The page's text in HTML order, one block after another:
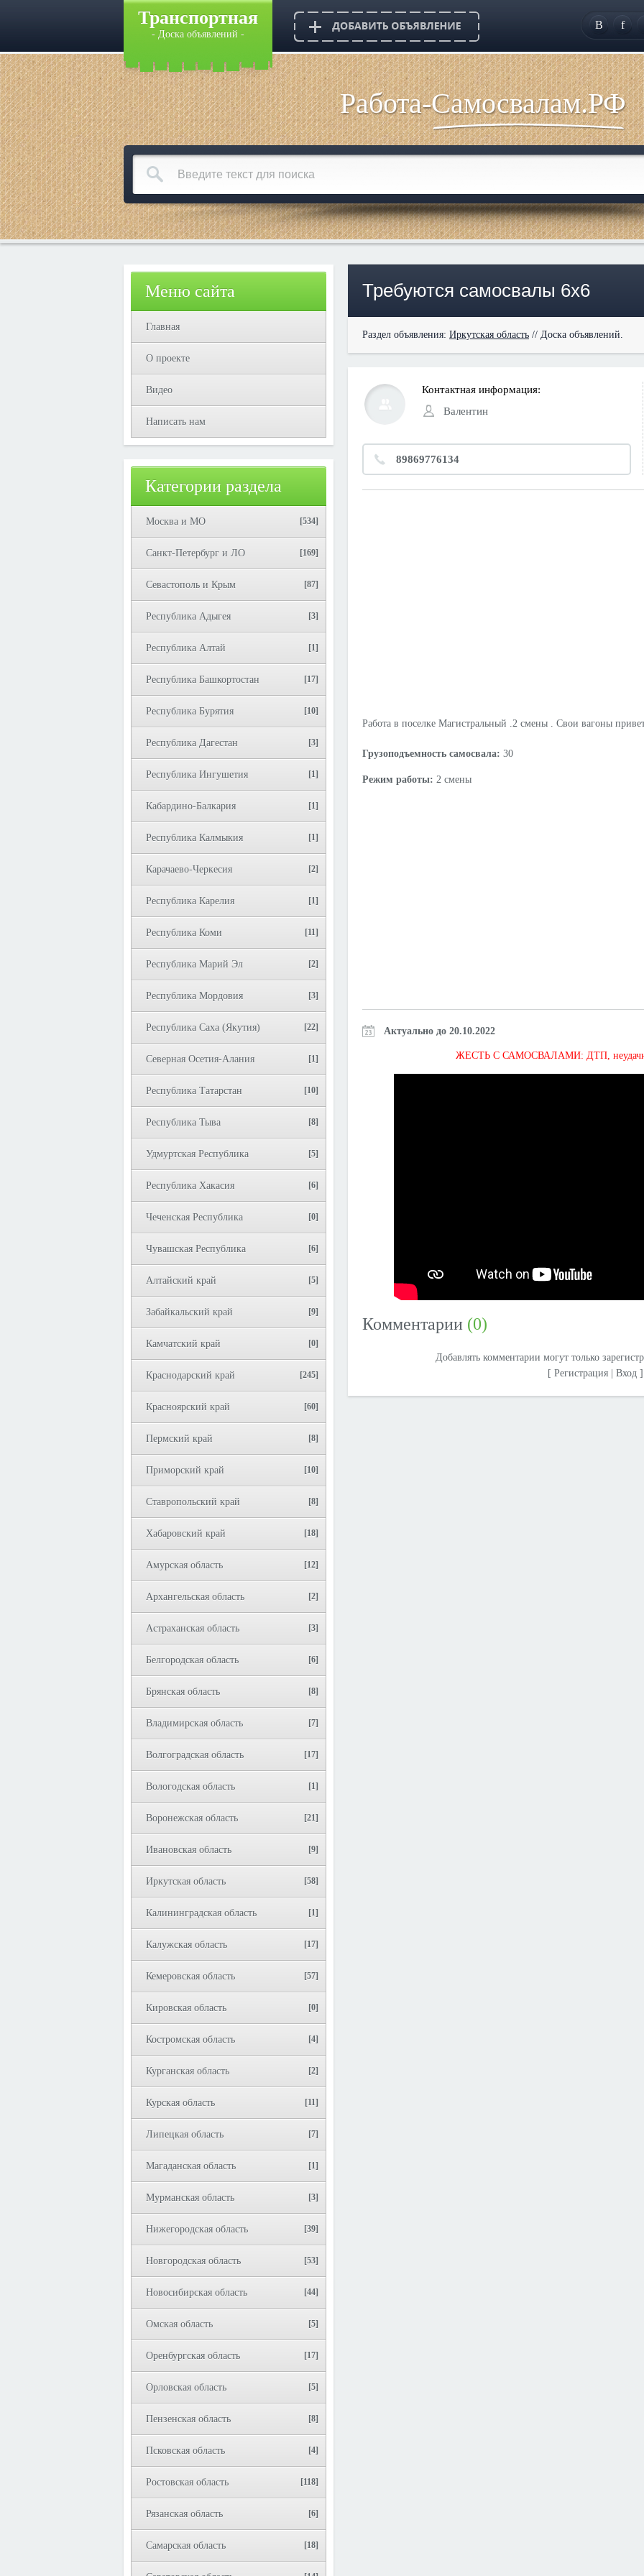
Транспортная
- Доска объявлений -
B f
Работа-Самосвалам.РФ
Меню сайта
Главная
О проекте
Видео
Написать нам
Категории раздела
Москва и МО [534]
Санкт-Петербург и ЛО [169]
Севастополь и Крым [87]
Республика Адыгея [3]
Республика Алтай [1]
Республика Башкортостан [17]
Республика Бурятия [10]
Республика Дагестан [3]
Республика Ингушетия [1]
Кабардино-Балкария [1]
Республика Калмыкия [1]
Карачаево-Черкесия [2]
Республика Карелия [1]
Республика Коми [11]
Республика Марий Эл [2]
Республика Мордовия [3]
Республика Саха (Якутия) [22]
Северная Осетия-Алания [1]
Республика Татарстан [10]
Республика Тыва [8]
Удмуртская Республика [5]
Республика Хакасия [6]
Чеченская Республика [0]
Чувашская Республика [6]
Алтайский край [5]
Забайкальский край [9]
Камчатский край [0]
Краснодарский край [245]
Красноярский край [60]
Пермский край [8]
Приморский край [10]
Ставропольский край [8]
Хабаровский край [18]
Амурская область [12]
Архангельская область [2]
Астраханская область [3]
Белгородская область [6]
Брянская область [8]
Владимирская область [7]
Волгоградская область [17]
Вологодская область [1]
Воронежская область [21]
Ивановская область [9]
Иркутская область [58]
Калининградская область [1]
Калужская область [17]
Кемеровская область [57]
Кировская область [0]
Костромская область [4]
Курганская область [2]
Курская область [11]
Липецкая область [7]
Магаданская область [1]
Мурманская область [3]
Нижегородская область [39]
Новгородская область [53]
Новосибирская область [44]
Омская область [5]
Оренбургская область [17]
Орловская область [5]
Пензенская область [8]
Псковская область [4]
Ростовская область [118]
Рязанская область [6]
Самарская область [18]
Требуются самосвалы 6х6
Раздел объявления: Иркутская область // Доска объявлений.
Контактная информация:
Валентин
89869776134
Работа в поселке Магистральный .2 смены . Свои вагоны
Грузоподъемность самосвала: 30
Режим работы: 2 смены
Актуально до 20.10.2022
ЖЕСТЬ С САМОСВАЛАМИ: ДТП,
Комментарии (0)
Добавлять комментарии могут только
[ Регистрация| Вход]